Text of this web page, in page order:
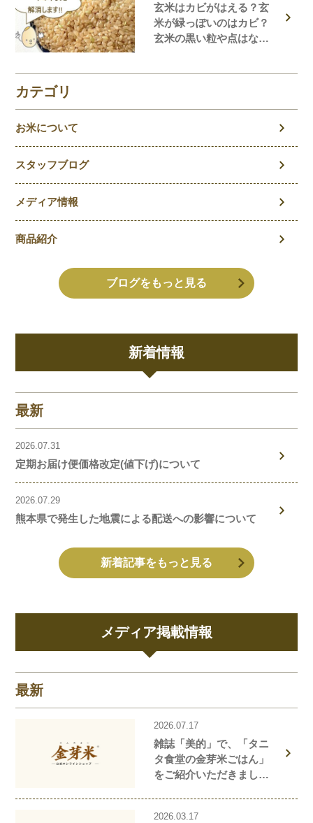
紹介！
玄米はカビがはえる？玄
米が緑っぽいのはカビ？
玄米の黒い粒や点はな
カテゴリ
お米について
スタッフブログ
メディア情報
商品紹介
ブログをもっと見る
新着情報
最新
2026.07.31
定期お届け便価格改定(値下げ)について
2026.07.29
熊本県で発生した地震による配送への影響について
新着記事をもっと見る
メディア掲載情報
最新
2026.07.17
雑誌「美的」で、「タニ
タ食堂の金芽米ごはん」
をご紹介いただきまし
2026.03.17